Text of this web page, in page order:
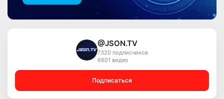
@JSON.TV
7320 подписчиков
6601 видео
Подписаться